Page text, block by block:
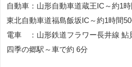
自動車：山形自動車道蔵王IC～約1
東北自動車道福島飯坂IC～約1時間
電車 ：山形鉄道フラワー長井線 鮎
四季の郷駅～車で約 6分